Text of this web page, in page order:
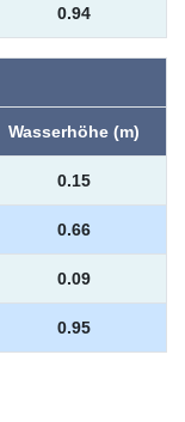
0.94
Wasserhöhe (m)
0.15
0.66
0.09
0.95